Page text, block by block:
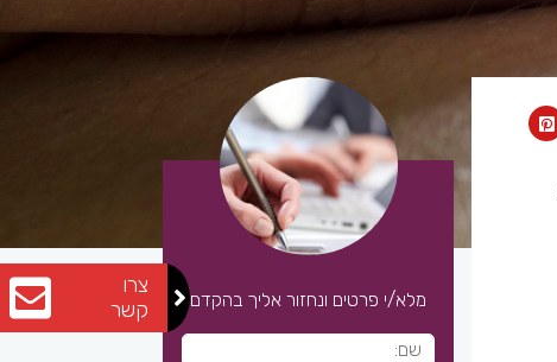
צרו
קשר
מלא/י פרטים ונחזור אליך בהקדם